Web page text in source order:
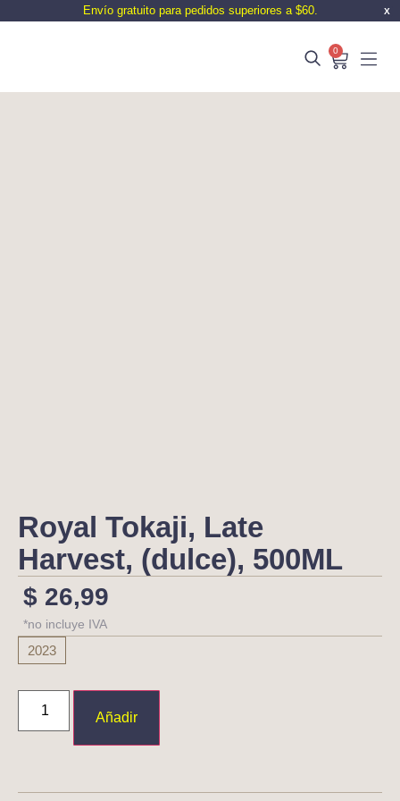
X
Envío gratuito para pedidos superiores a $60.
0
Royal Tokaji, Late
Harvest, (dulce), 500ML
$ 26,99
*no incluye IVA
2023
Añadir